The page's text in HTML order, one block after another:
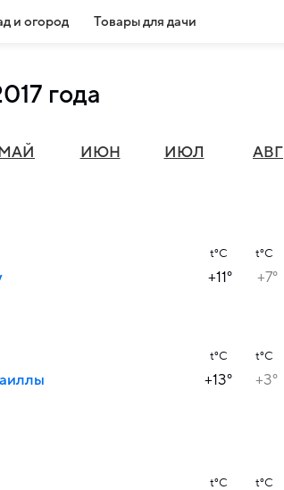
и огород Товары для дачи
года
МАЙ ИЮН ИЮЛ АВГ
t°C t°C
+11° +7°
t°C t°C
+13° +3°
t°C t°C